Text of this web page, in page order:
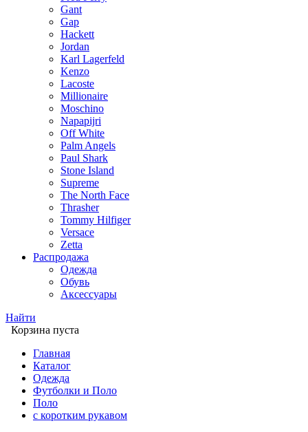
Gant
Gap
Hackett
Jordan
Karl Lagerfeld
Kenzo
Lacoste
Millionaire
Moschino
Napapijri
Off White
Palm Angels
Paul Shark
Stone Island
Supreme
The North Face
Thrasher
Tommy Hilfiger
Versace
Zetta
Распродажа
Одежда
Обувь
Аксессуары
Найти
Корзина пуста
Главная
Каталог
Одежда
Футболки и Поло
Поло
с коротким рукавом